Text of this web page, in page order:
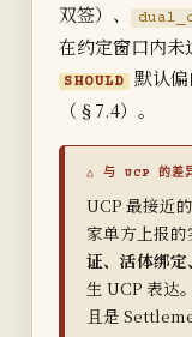
双签）、
在约定窗口内未
SHOULD
默认
（§7.4）。
UCP 最接近
家单方上报
证、活体绑
生 UCP 表达
且是